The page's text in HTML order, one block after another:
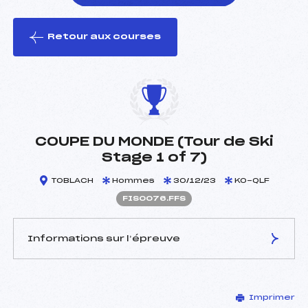
le ski
Retour aux courses
COUPE DU MONDE (Tour de Ski
Stage 1 of 7)
TOBLACH Hommes 30/12/23 KO-QLF
FIS0076.FFS
Informations sur l’épreuve
–
Imprimer